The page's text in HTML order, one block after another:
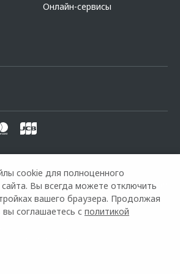
предоставляет АО Альфа-Банк. ИНН
ограничено и не является публичной
Онлайн-сервисы
+7 (8142) 59-33-98
cookie для полноценного
Вы всегда можете отключить
вашего браузера. Продолжая
вы соглашаетесь с политикой